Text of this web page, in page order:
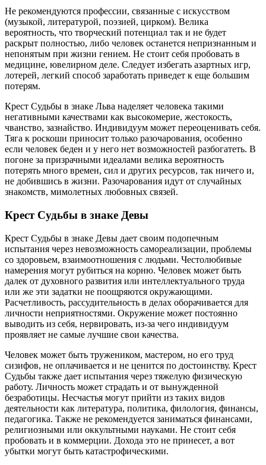
Не рекомендуются профессии, связанные с искусством
(музыкой, литературой, поэзией, цирком). Велика
вероятность, что творческий потенциал так и не будет
раскрыт полностью, либо человек останется непризнанным и
непонятым при жизни гением. Не стоит себя пробовать в
медицине, ювелирном деле. Следует избегать азартных игр,
лотерей, легкий способ заработать приведет к еще большим
потерям.
Крест Судьбы в знаке Льва наделяет человека такими
негативными качествами как высокомерие, жестокость,
чванство, зазнайство. Индивидуум может переоценивать себя.
Тяга к роскоши приносит только разочарования, особенно
если человек беден и у него нет возможностей разбогатеть. В
погоне за призрачными идеалами велика вероятность
потерять много времен, сил и других ресурсов, так ничего и,
не добившись в жизни. Разочарования идут от случайных
знакомств, мимолетных любовных связей.
Крест Судьбы в знаке Девы
Крест Судьбы в знаке Девы дает своим подопечным
испытания через невозможность самореализации, проблемы
со здоровьем, взаимоотношения с людьми. Честолюбивые
намерения могут рубиться на корню. Человек может быть
далек от духовного развития или интеллектуального труда
или же эти задатки не поощряются окружающими.
Расчетливость, рассудительность в делах оборачивается для
личности неприятностями. Окружение может постоянно
выводить из себя, нервировать, из-за чего индивидуум
проявляет не самые лучшие свои качества.
Человек может быть тружеником, мастером, но его труд
сизифов, не оплачивается и не ценится по достоинству. Крест
Судьбы также дает испытания через тяжелую физическую
работу. Личность может страдать и от вынужденной
безработицы. Несчастья могут прийти из таких видов
деятельности как литература, политика, филология, финансы,
педагогика. Также не рекомендуется заниматься финансами,
религиозными или оккультными науками. Не стоит себя
пробовать и в коммерции. Дохода это не принесет, а вот
убытки могут быть катастрофическими.